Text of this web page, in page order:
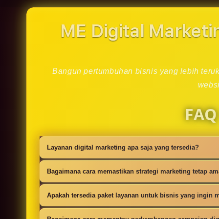
in
modal
ME Digital
Bangun pertumbuhan bisnis yang lebih
Layanan digital marketing apa saja yang tersedia?
Kami menyediakan strategi SEO, iklan
campaign.
Bagaimana cara memastikan strategi marketing tetap
Setiap campaign disusun dengan riset
Apakah tersedia paket layanan untuk bisnis yang ingin
Ya, tersedia paket dasar sampai lanjutan